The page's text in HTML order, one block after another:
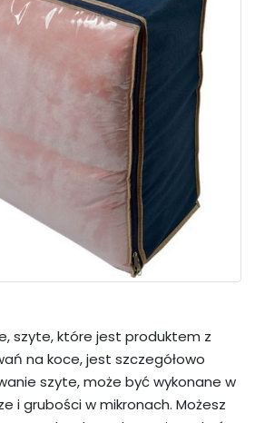
szyte, które jest produktem z
na koce, jest szczegółowo
szyte, może być wykonane w
i grubości w mikronach. Możesz